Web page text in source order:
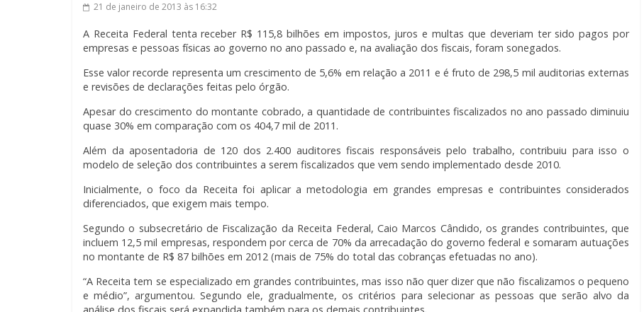
21 de janeiro de 2013 às 16:32
A Receita Federal tenta receber R$ 115,8 bilhões em impostos, juros e multas que deveriam ter sido pagos por
empresas e pessoas físicas ao governo no ano passado e, na avaliação dos fiscais, foram sonegados.
Esse valor recorde representa um crescimento de 5,6% em relação a 2011 e é fruto de 298,5 mil auditorias externas
e revisões de declarações feitas pelo órgão.
Apesar do crescimento do montante cobrado, a quantidade de contribuintes fiscalizados no ano passado diminuiu
quase 30% em comparação com os 404,7 mil de 2011.
Além da aposentadoria de 120 dos 2.400 auditores fiscais responsáveis pelo trabalho, contribuiu para isso o
modelo de seleção dos contribuintes a serem fiscalizados que vem sendo implementado desde 2010.
Inicialmente, o foco da Receita foi aplicar a metodologia em grandes empresas e contribuintes considerados
diferenciados, que exigem mais tempo.
Segundo o subsecretário de Fiscalização da Receita Federal, Caio Marcos Cândido, os grandes contribuintes, que
incluem 12,5 mil empresas, respondem por cerca de 70% da arrecadação do governo federal e somaram autuações
no montante de R$ 87 bilhões em 2012 (mais de 75% do total das cobranças efetuadas no ano).
“A Receita tem se especializado em grandes contribuintes, mas isso não quer dizer que não fiscalizamos o pequeno
e médio”, argumentou. Segundo ele, gradualmente, os critérios para selecionar as pessoas que serão alvo da